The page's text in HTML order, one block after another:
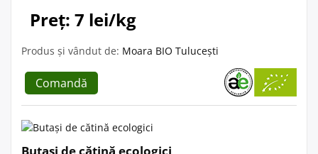
Preț: 7 lei/kg
Produs și vândut de: Moara BIO Tulucești
Comandă
Butași de cătină ecologici